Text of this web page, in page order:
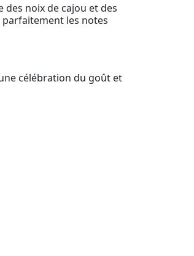
des noix de cajou et des
les notes
célébration du goût et